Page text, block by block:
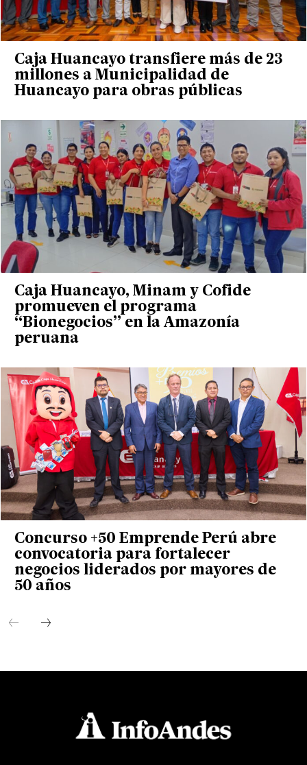
Caja Huancayo transfiere más de 23
millones a Municipalidad de
Huancayo para obras públicas
Caja Huancayo, Minam y Cofide
promueven el programa
“Bionegocios” en la Amazonía
peruana
Concurso +50 Emprende Perú abre
convocatoria para fortalecer
negocios liderados por mayores de
50 años